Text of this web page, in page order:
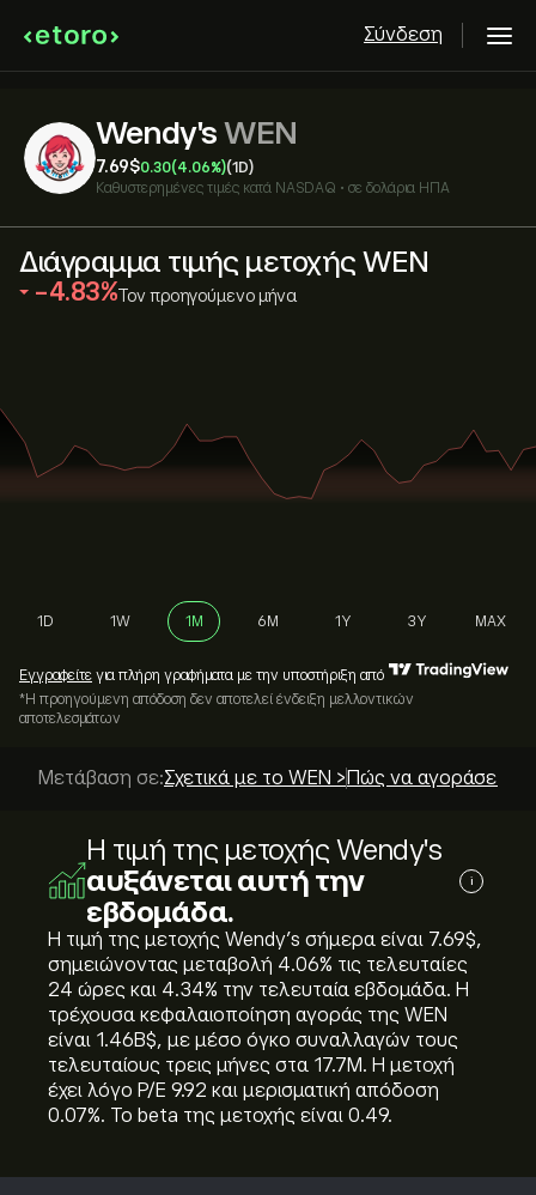
Σύνδεση
Wendy's WEN
7.69‎$‎0.30(4.06%)(1D)
Καθυστερημένες τιμές κατά NASDAQ • σε δολάρια ΗΠΑ
Διάγραμμα τιμής μετοχής WEN
‎-4.83‎ Τον προηγούμενο μήνα
1D 1W 1M 6M 1Y 3Y MAX
Εγγραφείτε για πλήρη γραφήματα με την υποστήριξη από
*Η προηγούμενη απόδοση δεν αποτελεί ένδειξη μελλοντικών
αποτελεσμάτων
Μετάβαση σε:Σχετικά με το WEN > Πώς να αγοράσετε; >
Η τιμή της μετοχής Wendy's
αυξάνεται αυτή την
εβδομάδα.
i
Η τιμή της μετοχής Wendy's σήμερα είναι 7.69‎$‎,
σημειώνοντας μεταβολή ‎4.06‎% τις τελευταίες
24 ώρες και ‎4.34‎% την τελευταία εβδομάδα. Η
τρέχουσα κεφαλαιοποίηση αγοράς της WEN
είναι 1.46B‎$‎, με μέσο όγκο συναλλαγών τους
τελευταίους τρεις μήνες στα 17.7M. Η μετοχή
έχει λόγο P/E 9.92 και μερισματική απόδοση
0.07%. Το beta της μετοχής είναι 0.49.